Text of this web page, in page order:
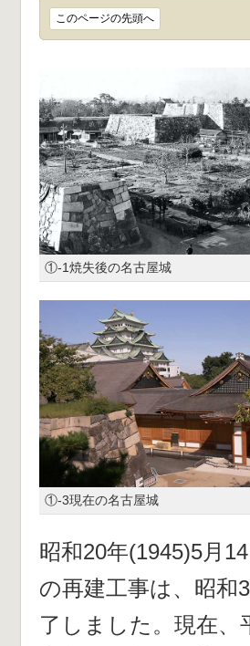
このページの先頭へ
①-1焼失後の名古屋城
①-3現在の名古屋城
昭和20年(1945)5月
の再建工事は、昭和
了しました。現在、